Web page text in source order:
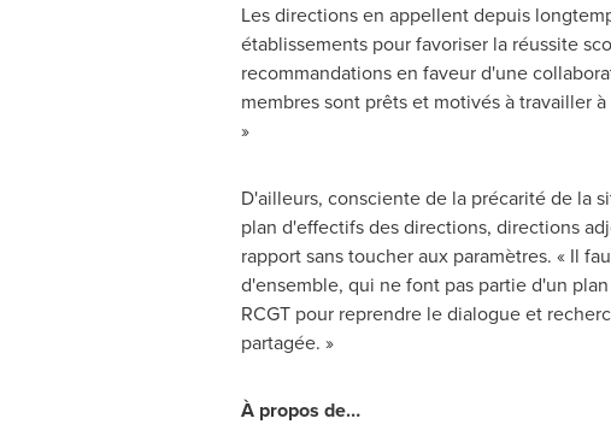
Les directions en appellent depuis
établissements pour favoriser la réussite
recommandations en faveur d'une
membres sont prêts et motivés à travailler
»
D'ailleurs, consciente de la précarité de la
plan d'effectifs des directions, directions
rapport sans toucher aux paramètres. « Il
d'ensemble, qui ne font pas partie d'un
RCGT pour reprendre le dialogue et
partagée. »
À propos de…